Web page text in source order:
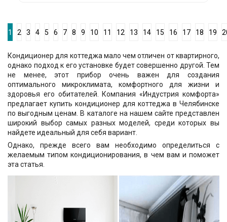
1 2 3 4 5 6 7 8 9 10 11 12 13 14 15 16 17 18 19
Кондиционер для коттеджа мало чем отличен от квартирного,
однако подход к его установке будет совершенно другой. Тем
не менее, этот прибор очень важен для создания
оптимального микроклимата, комфортного для жизни и
здоровья его обитателей. Компания «Индустрия комфорта»
предлагает купить кондиционер для коттеджа в Челябинске
по выгодным ценам. В каталоге на нашем сайте представлен
широкий выбор самых разных моделей, среди которых вы
найдете идеальный для себя вариант.
Однако, прежде всего вам необходимо определиться с
желаемым типом кондиционирования, в чем вам и поможет
эта статья.